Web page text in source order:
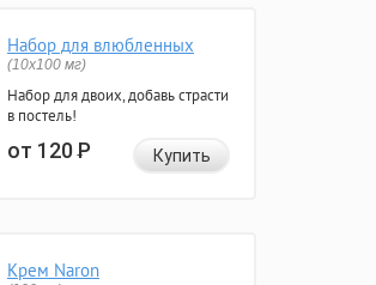
Набор для влюбленных
(10х100 мг)
Набор для двоих, добавь страсти
в постель!
от 120Р Купить
Крем Naron